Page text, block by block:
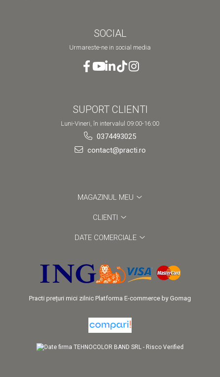
SOCIAL
Urmareste-ne in social media
SUPORT CLIENTI
Luni-Vineri, în intervalul 09:00-16:00
0374493025
contact@practi.ro
MAGAZINUL MEU
CLIENTI
DATE COMERCIALE
Practi prețuri mici zilnic Platforma E-commerce by Gomag